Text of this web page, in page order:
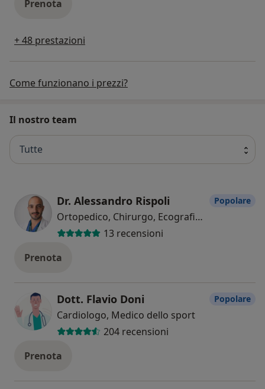
Prenota
+ 48 prestazioni
Come funzionano i prezzi?
Il nostro team
Tutte
Dr. Alessandro Rispoli
Ortopedico, Chirurgo, Ecografista
13 recensioni
Popolare
Prenota
Dott. Flavio Doni
Cardiologo, Medico dello sport
204 recensioni
Popolare
Prenota